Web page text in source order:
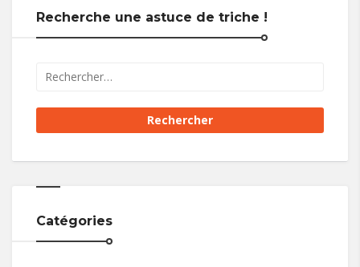
Recherche une astuce de triche !
Catégories